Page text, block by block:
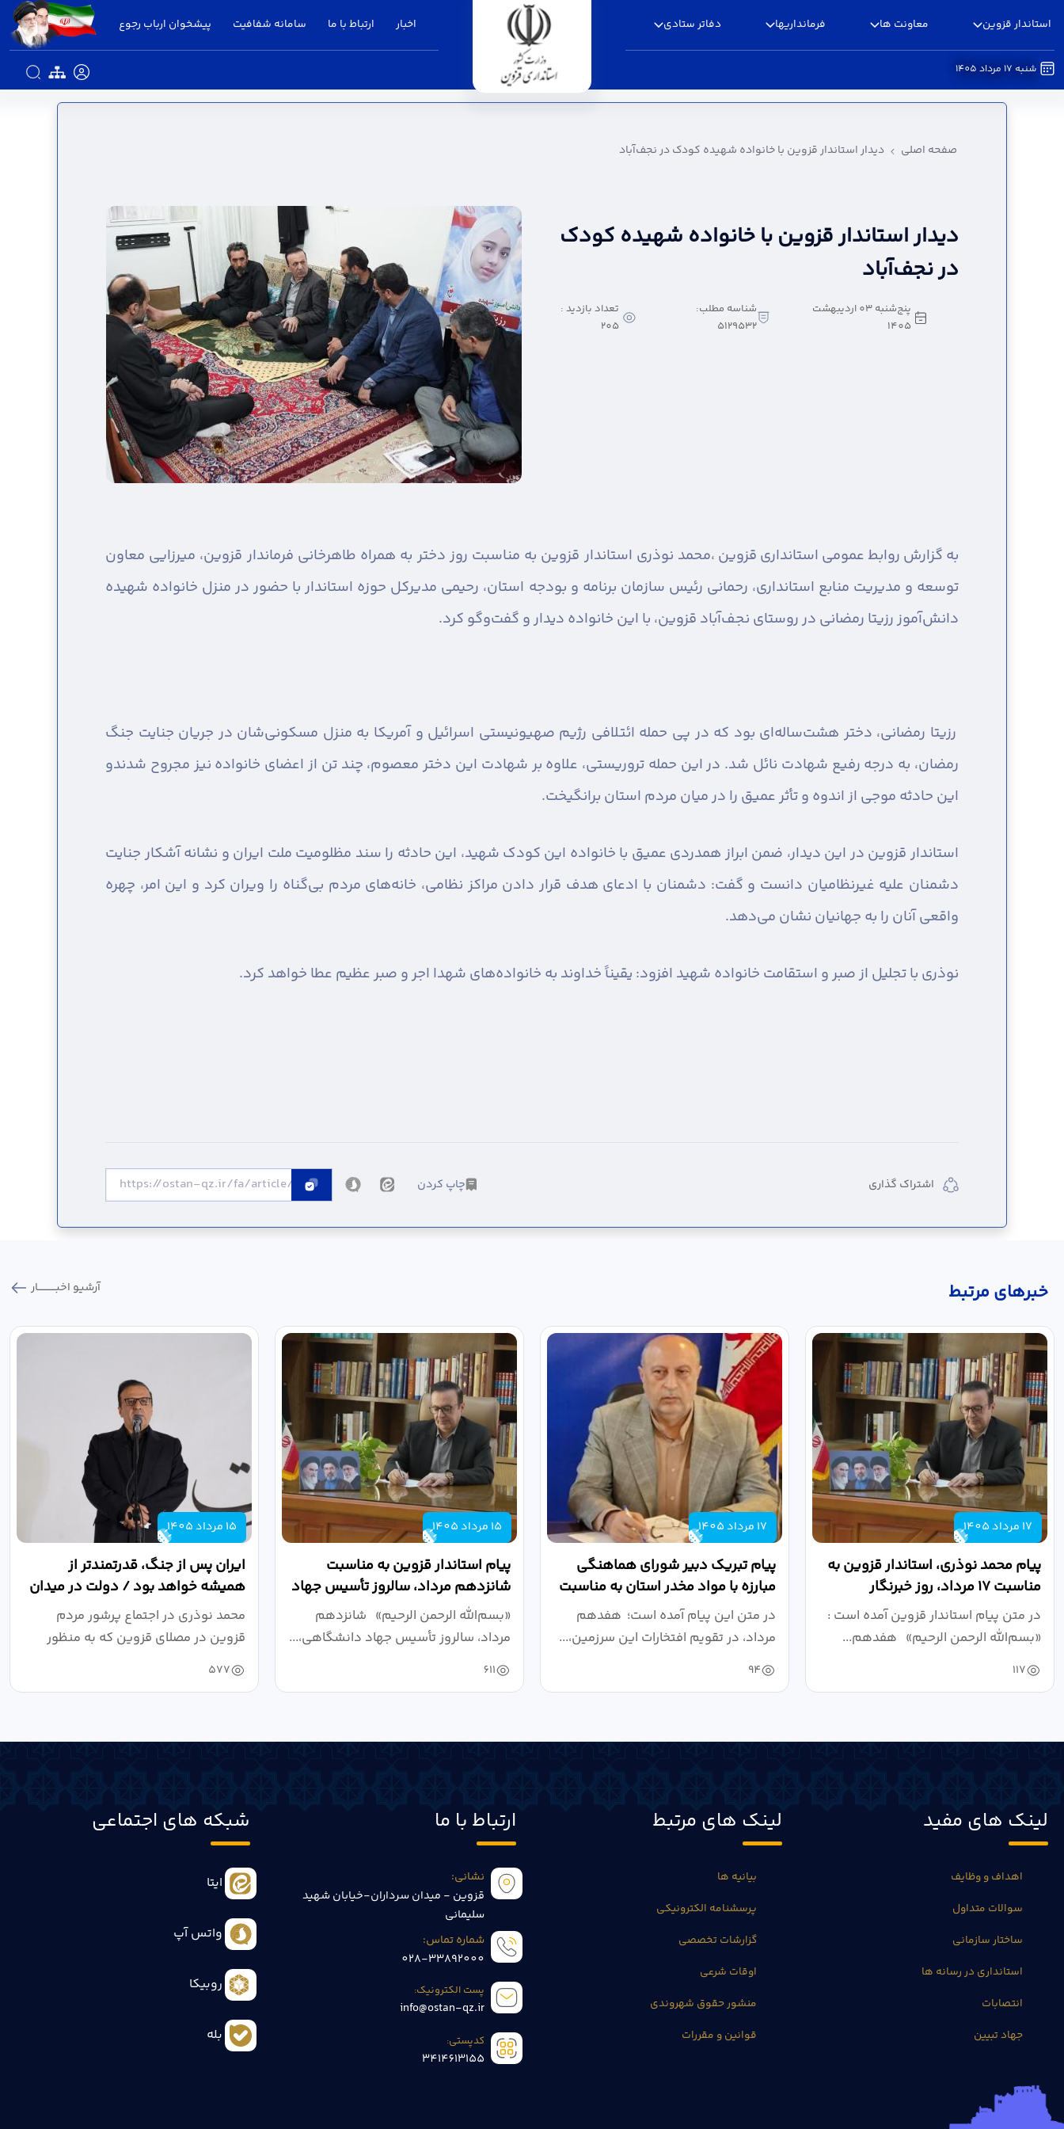
استاندار قزوین معاونت ها فرمانداریها دفاتر ستادی اخبار ارتباط با ما سامانه شفافیت پیشخوان ارباب رجوع
شنبه 17 مرداد 1405
دیدار استاندار قزوین با خانواده شهیده کودک در نجف‌آباد - استانداری قزوین
صفحه اصلی دیدار استاندار قزوین با خانواده شهیده کودک در نجف‌آباد
دیدار استاندار قزوین با خانواده شهیده کودک
در نجف‌آباد
پنج‌شنبه 03 اردیبهشت
1405
شناسه مطلب:
5129532
تعداد بازدید :
205
به گزارش روابط عمومی استانداری قزوین ،محمد نوذری استاندار قزوین به مناسبت روز دختر به همراه طاهرخانی فرماندار قزوین، میرزایی معاون
توسعه و مدیریت منابع استانداری، رحمانی رئیس سازمان برنامه و بودجه استان، رحیمی مدیرکل حوزه استاندار با حضور در منزل خانواده شهیده
دانش‌آموز رزیتا رمضانی در روستای نجف‌آباد قزوین، با این خانواده دیدار و گفت‌وگو کرد.
رزیتا رمضانی، دختر هشت‌ساله‌ای بود که در پی حمله ائتلافی رژیم صهیونیستی اسرائیل و آمریکا به منزل مسکونی‌شان در جریان جنایت جنگ
رمضان، به درجه رفیع شهادت نائل شد. در این حمله تروریستی، علاوه بر شهادت این دختر معصوم، چند تن از اعضای خانواده نیز مجروح شدندو
این حادثه موجی از اندوه و تأثر عمیق را در میان مردم استان برانگیخت.
استاندار قزوین در این دیدار، ضمن ابراز همدردی عمیق با خانواده این کودک شهید، این حادثه را سند مظلومیت ملت ایران و نشانه آشکار جنایت
دشمنان علیه غیرنظامیان دانست و گفت: دشمنان با ادعای هدف قرار دادن مراکز نظامی، خانه‌های مردم بی‌گناه را ویران کرد و این امر، چهره
واقعی آنان را به جهانیان نشان می‌دهد.
نوذری با تجلیل از صبر و استقامت خانواده شهید افزود: یقیناً خداوند به خانواده‌های شهدا اجر و صبر عظیم عطا خواهد کرد.
اشتراک گذاری چاپ کردن
خبر‌های مرتبط آرشیو اخبـــــــــــار
17 مرداد 1405
پیام محمد نوذری، استاندار قزوین به
مناسبت ۱۷ مرداد، روز خبرنگار
در متن پیام استاندار قزوین آمده است :
«بسم‌الله الرحمن الرحیم» هفدهم...
117
17 مرداد 1405
پیام تبریک دبیر شورای هماهنگی
مبارزه با مواد مخدر استان به مناسبت
روز خبرنگار...
در متن این پیام آمده است؛ هفدهم
مرداد، در تقویم افتخارات این سرزمین،...
94
15 مرداد 1405
پیام استاندار قزوین به مناسبت
شانزدهم مرداد، سالروز تأسیس جهاد
دانشگاهی
«بسم‌الله الرحمن الرحیم» شانزدهم
مرداد، سالروز تأسیس جهاد دانشگاهی،...
611
15 مرداد 1405
ایران پس از جنگ، قدرتمندتر از
همیشه خواهد بود / دولت در میدان
نبرد اقتصادی،...
محمد نوذری در اجتماع پرشور مردم
قزوین در مصلای قزوین که به منظور
خون‌خواهی...
577
لینک های مفید
اهداف و وظایف
سوالات متداول
ساختار سازمانی
استانداری در رسانه ها
انتصابات
جهاد تبیین
لینک های مرتبط
بیانیه ها
پرسشنامه الکترونیکی
گزارشات تخصصی
اوقات شرعی
منشور حقوق شهروندی
قوانین و مقررات
ارتباط با ما
نشانی:
قزوین - میدان سرداران-خیابان شهید
سلیمانی
شماره تماس:
028-33892000
پست الکترونیک:
info@ostan-qz.ir
کدپستی:
3414613155
شبکه های اجتماعی
ایتا
واتس آپ
روبیکا
بله